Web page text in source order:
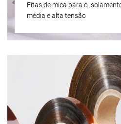
Fitas de mica para o
média e alta tensão